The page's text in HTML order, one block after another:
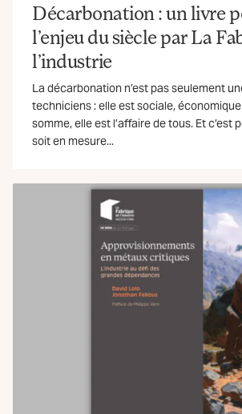
Décarbonation : un livre
l’enjeu du siècle par La
l’industrie
La décarbonation n’est pas seulement
techniciens : elle est sociale,
somme, elle est l’affaire de tous. Et c’est
soit en mesure...